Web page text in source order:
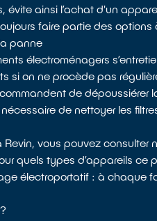
ainsi l’achat d'un
faire partie des options
panne
électroménagers
si on ne procède pas
de dépoussiérer la
de nettoyer les
Revin, vous pouvez consulter
quels types d’appareils
électroportatif : à chaque